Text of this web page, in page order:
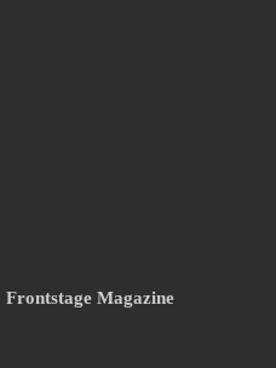
Frontstage Magazine